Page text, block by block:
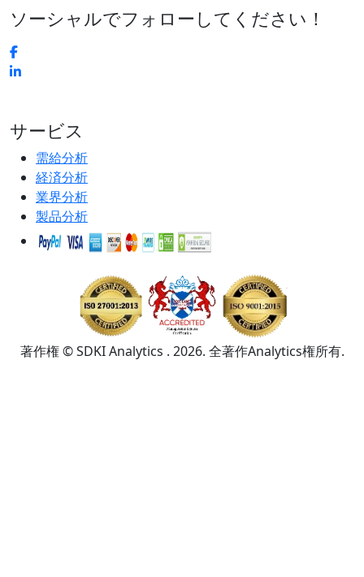
ソーシャルでフォローしてください！
サービス
需給分析
経済分析
業界分析
製品分析
著作権 © SDKI Analytics . 2026. 全著作Analytics権所有.